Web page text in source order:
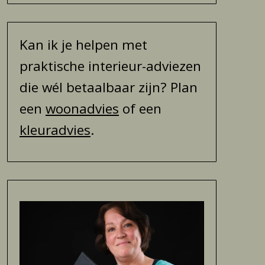
Kan ik je helpen met
praktische interieur-adviezen
die wél betaalbaar zijn? Plan
een woonadvies of een
kleuradvies.